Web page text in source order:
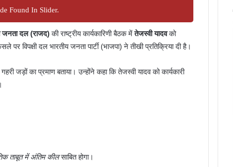
Found In Slider.
जनता दल (राजद)की राष्ट्रीय कार्यकारिणी बैठक मेंतेजस्वी यादवको
पर विपक्षी दल भारतीय जनता पार्टी (भाजपा) ने तीखी प्रतिक्रिया दी है।
जड़ों का प्रमाण बताया। उन्होंने कहा कि तेजस्वी यादव को कार्यकारी
ताबूत में अंतिम कीलसाबित होगा।